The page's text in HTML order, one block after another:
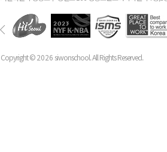
Copyright ©2026 siwonschool. All Rights Reserved.